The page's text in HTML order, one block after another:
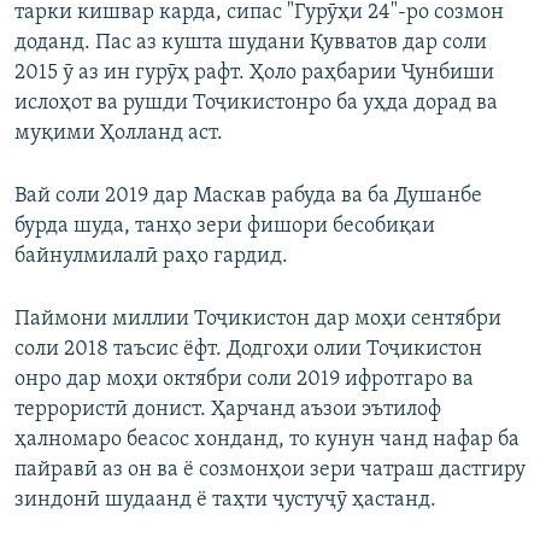
тарки кишвар карда, сипас "Гурӯҳи 24"-ро созмон
доданд. Пас аз кушта шудани Қувватов дар соли
2015 ӯ аз ин гурӯҳ рафт. Ҳоло раҳбарии Ҷунбиши
ислоҳот ва рушди Тоҷикистонро ба уҳда дорад ва
муқими Ҳолланд аст.
Вай соли 2019 дар Маскав рабуда ва ба Душанбе
бурда шуда, танҳо зери фишори бесобиқаи
байнулмилалӣ раҳо гардид.
Паймони миллии Тоҷикистон дар моҳи сентябри
соли 2018 таъсис ёфт. Додгоҳи олии Тоҷикистон
онро дар моҳи октябри соли 2019 ифротгаро ва
террористӣ донист. Ҳарчанд аъзои эътилоф
ҳалномаро беасос хонданд, то кунун чанд нафар ба
пайравӣ аз он ва ё созмонҳои зери чатраш дастгиру
зиндонӣ шудаанд ё таҳти ҷустуҷӯ ҳастанд.